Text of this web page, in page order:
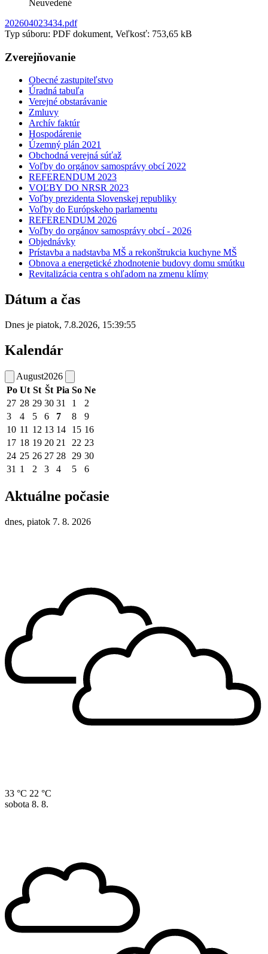
Neuvedené
202604023434.pdf
Typ súboru: PDF dokument, Veľkosť: 753,65 kB
Zverejňovanie
Obecné zastupiteľstvo
Úradná tabuľa
Verejné obstarávanie
Zmluvy
Archív faktúr
Hospodárenie
Územný plán 2021
Obchodná verejná súťaž
Voľby do orgánov samosprávy obcí 2022
REFERENDUM 2023
VOĽBY DO NRSR 2023
Voľby prezidenta Slovenskej republiky
Voľby do Európskeho parlamentu
REFERENDUM 2026
Voľby do orgánov samosprávy obcí - 2026
Objednávky
Prístavba a nadstavba MŠ a rekonštrukcia kuchyne MŠ
Obnova a energetické zhodnotenie budovy domu smútku
Revitalizácia centra s ohľadom na zmenu klímy
Dátum a čas
Dnes je piatok, 7.8.2026, 15:39:55
Kalendár
August2026
Po Ut St Št Pia So Ne
27 28 29 30 31 1
2
3
4 5 6 7 8
9
10 11 12 13 14 15 16
17 18 19 20 21 22 23
24 25 26 27 28 29 30
31 1 2 3 4 5 6
Aktuálne počasie
dnes, piatok 7. 8. 2026
33 °C 22 °C
sobota 8. 8.